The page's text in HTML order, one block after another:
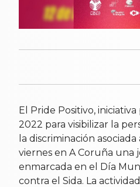
El Pride Positivo,
2022 para visibilizar la
la discriminación
viernes en A Coruña una
enmarcada en el Día
contra el Sida. La